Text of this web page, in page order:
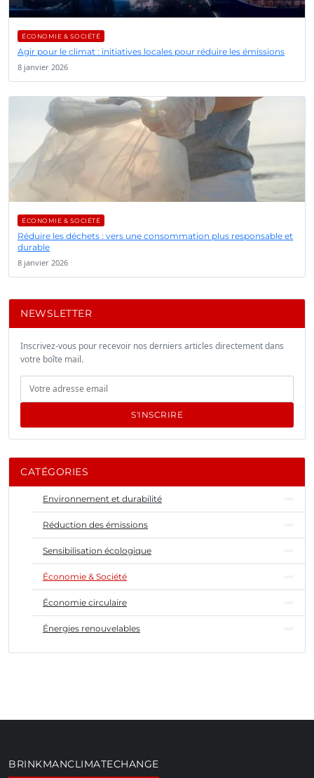
ÉCONOMIE & SOCIÉTÉ
Agir pour le climat : initiatives locales pour réduire les émissions
8 janvier 2026
ÉCONOMIE & SOCIÉTÉ
Réduire les déchets : vers une consommation plus responsable et
durable
8 janvier 2026
NEWSLETTER
Inscrivez-vous pour recevoir nos derniers articles directement dans
votre boîte mail.
S'INSCRIRE
CATÉGORIES
Environnement et durabilité
Réduction des émissions
Sensibilisation écologique
Économie & Société
Économie circulaire
Énergies renouvelables
BRINKMANCLIMATECHANGE